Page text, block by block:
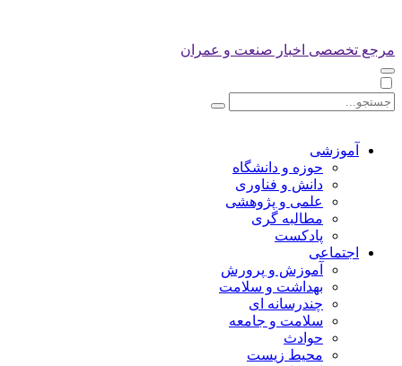
مرجع تخصصی اخبار صنعت و عمران
آموزشی
حوزه و دانشگاه
دانش و فناوری
علمی و پژوهشی
مطالبه گری
پادکست
اجتماعی
آموزش و پرورش
بهداشت و سلامت
چندرسانه ای
سلامت و جامعه
حوادث
محیط زیست